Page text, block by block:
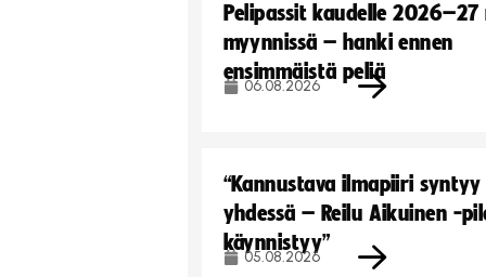
Pelipassit kaudelle
myynnissä – hanki ennen
ensimmäistä peliä
06.08.2026
“Kannustava ilmapiiri syntyy
yhdessä – Reilu Aikuinen -
käynnistyy”
05.08.2026